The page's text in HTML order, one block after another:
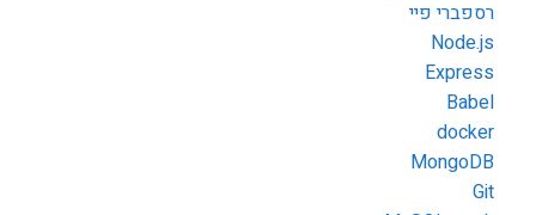
רספברי פיי
Node.js
Express
Babel
docker
MongoDB
Git